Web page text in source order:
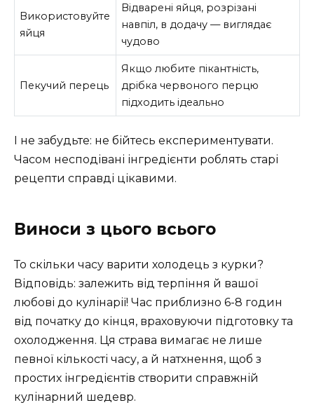
Використовуйте
яйця
Відварені яйця, розрізані
навпіл, в додачу — виглядає
чудово
Пекучий перець
Якщо любите пікантність,
дрібка червоного перцю
підходить ідеально
І не забудьте: не бійтесь експериментувати.
Часом несподівані інгредієнти роблять старі
рецепти справді цікавими.
Виноси з цього всього
То скільки часу варити холодець з курки?
Відповідь: залежить від терпіння й вашої
любові до кулінарії! Час приблизно 6-8 годин
від початку до кінця, враховуючи підготовку та
охолодження. Ця страва вимагає не лише
певної кількості часу, а й натхнення, щоб з
простих інгредієнтів створити справжній
кулінарний шедевр.